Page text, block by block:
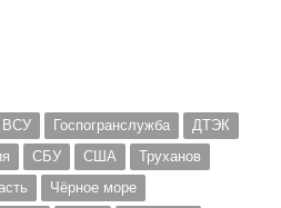
ВСУ Госпогранслужба
ДТЭК
СБУ США
Труханов
Чёрное море